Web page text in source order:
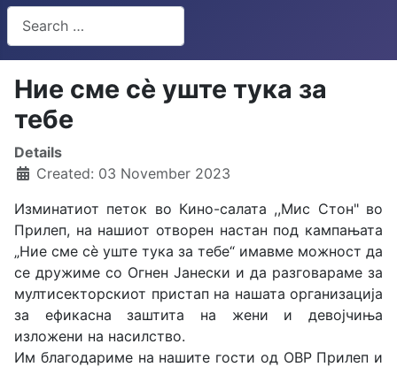
Search
Type 2 or more characters for results.
Ние сме сè уште тука за
тебе
Details
Created: 03 November 2023
Изминатиот петок во Кино-салата ,,Мис Стон" во
Прилеп, на нашиот отворен настан под кампањата
„Ние сме сè уште тука за тебе“ имавме можност да
се дружиме со Огнен Јанески и да разговараме за
мултисекторскиот пристап на нашата организација
за ефикасна заштита на жени и девојчиња
изложени на насилство.
Им благодариме на нашите гости од ОВР Прилеп и